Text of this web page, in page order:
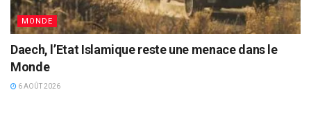
MONDE
Daech, l’Etat Islamique reste une menace dans le
Monde
6 AOÛT 2026